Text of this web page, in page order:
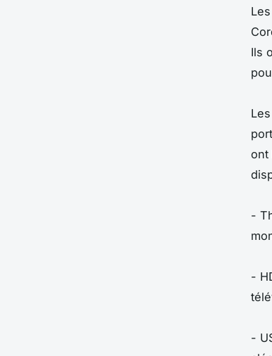
Ils
ont
-
-
-